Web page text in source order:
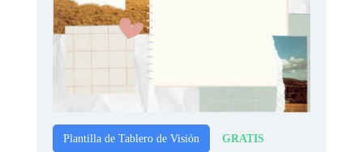
Plantilla de Tablero de Visión GRATIS